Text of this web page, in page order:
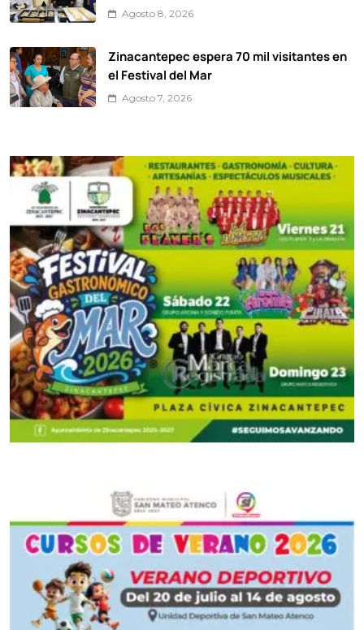
Agosto 8, 2026
Zinacantepec espera 70 mil visitantes en
el Festival del Mar
Agosto 7, 2026